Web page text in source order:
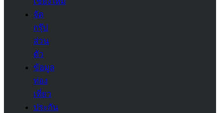
จัด
กรุ๊ป
ส่วน
ตัว
ข้อมูล
ท่อง
เที่ยว
ประกัน